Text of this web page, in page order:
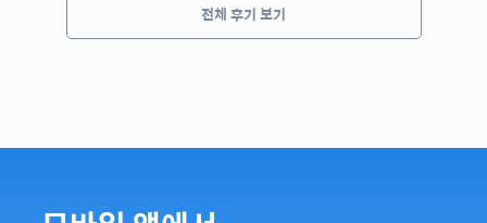
전체 후기 보기